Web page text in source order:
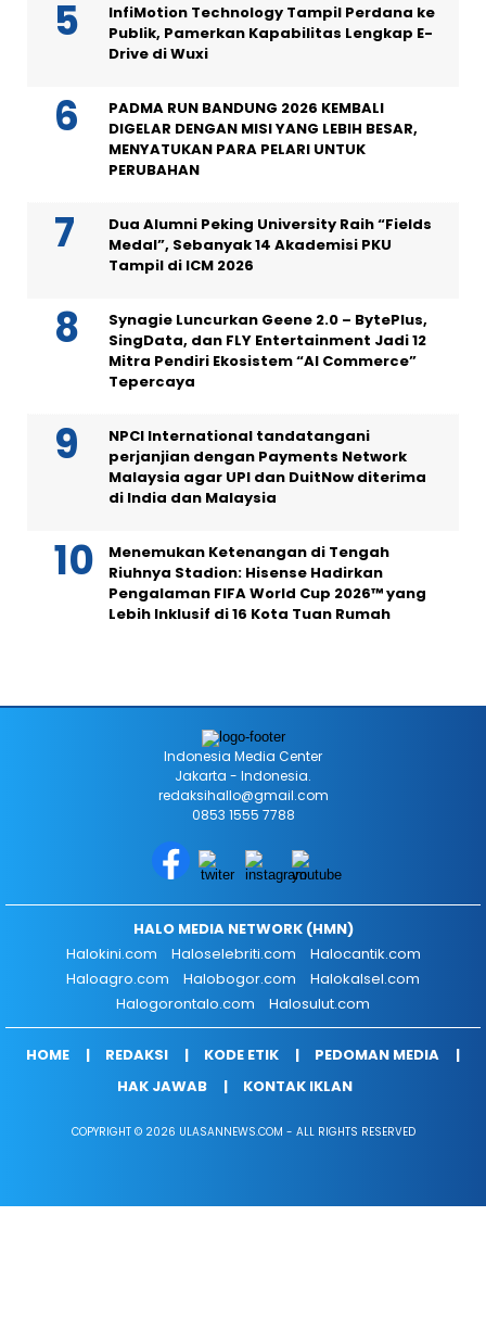
InfiMotion Technology Tampil Perdana ke
Publik, Pamerkan Kapabilitas Lengkap E-
Drive di Wuxi
PADMA RUN BANDUNG 2026 KEMBALI
DIGELAR DENGAN MISI YANG LEBIH BESAR,
MENYATUKAN PARA PELARI UNTUK
PERUBAHAN
Dua Alumni Peking University Raih “Fields
Medal”, Sebanyak 14 Akademisi PKU
Tampil di ICM 2026
Synagie Luncurkan Geene 2.0 – BytePlus,
SingData, dan FLY Entertainment Jadi 12
Mitra Pendiri Ekosistem “AI Commerce”
Tepercaya
NPCI International tandatangani
perjanjian dengan Payments Network
Malaysia agar UPI dan DuitNow diterima
di India dan Malaysia
Menemukan Ketenangan di Tengah
Riuhnya Stadion: Hisense Hadirkan
Pengalaman FIFA World Cup 2026™ yang
Lebih Inklusif di 16 Kota Tuan Rumah
Indonesia Media Center
Jakarta - Indonesia.
redaksihallo@gmail.com
0853 1555 7788
HALO MEDIA NETWORK (HMN)
Halokini.com
Haloselebriti.com
Halocantik.com
Haloagro.com
Halobogor.com
Halokalsel.com
Halogorontalo.com
Halosulut.com
HOME REDAKSI KODE ETIK
PEDOMAN MEDIA
HAK JAWAB
KONTAK IKLAN
COPYRIGHT © 2026 ULASANNEWS.COM - ALL RIGHTS RESERVED